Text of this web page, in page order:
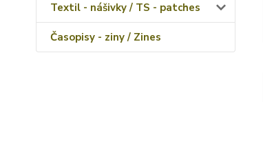
Textil - nášivky / TS - patches
Časopisy - ziny / Zines